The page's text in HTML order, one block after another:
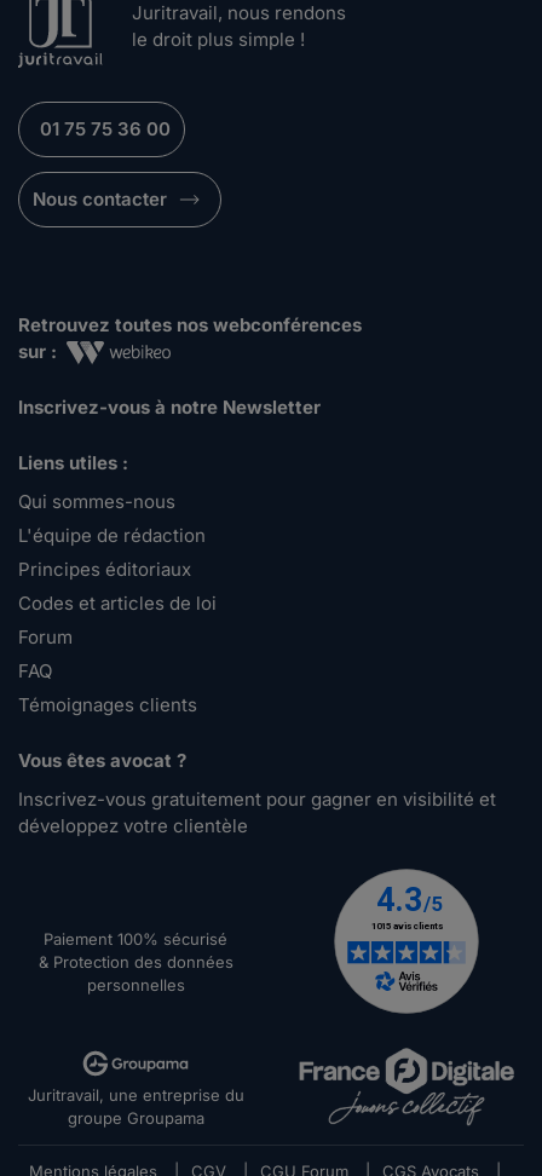
Juritravail, nous rendons
le droit plus simple !
01 75 75 36 00
Nous contacter
Retrouvez toutes nos webconférences
sur :
Inscrivez-vous à notre Newsletter
Liens utiles :
Qui sommes-nous
L'équipe de rédaction
Principes éditoriaux
Codes et articles de loi
Forum
FAQ
Témoignages clients
Vous êtes avocat ?
Inscrivez-vous gratuitement pour gagner en visibilité et
développez votre clientèle
Paiement 100% sécurisé
& Protection des données
personnelles
Juritravail, une entreprise du
groupe Groupama
Mentions légales CGV CGU Forum CGS Avocats